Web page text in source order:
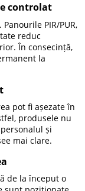
controlat
PIR/PUR,
reduc
În consecință,
la
pot fi așezate în
produsele nu
și
mai clare.
de la început o